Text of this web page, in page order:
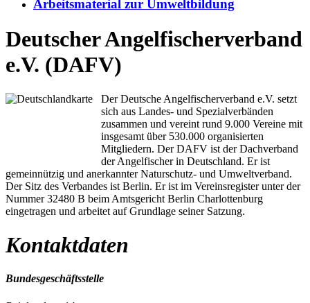
Arbeitsmaterial zur Umweltbildung
Deutscher Angelfischerverband
e.V. (DAFV)
Der Deutsche Angelfischerverband e.V. setzt
sich aus Landes- und Spezialverbänden
zusammen und vereint rund 9.000 Vereine mit
insgesamt über 530.000 organisierten
Mitgliedern. Der DAFV ist der Dachverband
der Angelfischer in Deutschland. Er ist
gemeinnützig und anerkannter Naturschutz- und Umweltverband.
Der Sitz des Verbandes ist Berlin. Er ist im Vereinsregister unter der
Nummer 32480 B beim Amtsgericht Berlin Charlottenburg
eingetragen und arbeitet auf Grundlage seiner Satzung.
Kontaktdaten
Bundesgeschäftsstelle